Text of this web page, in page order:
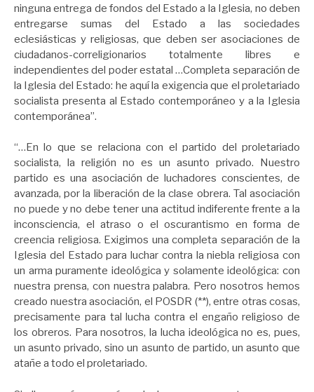
ninguna entrega de fondos del Estado a la Iglesia, no deben
entregarse sumas del Estado a las sociedades
eclesiásticas y religiosas, que deben ser asociaciones de
ciudadanos-correligionarios totalmente libres e
independientes del poder estatal …Completa separación de
la Iglesia del Estado: he aquí la exigencia que el proletariado
socialista presenta al Estado contemporáneo y a la Iglesia
contemporánea”.
“…En lo que se relaciona con el partido del proletariado
socialista, la religión no es un asunto privado. Nuestro
partido es una asociación de luchadores conscientes, de
avanzada, por la liberación de la clase obrera. Tal asociación
no puede y no debe tener una actitud indiferente frente a la
inconsciencia, el atraso o el oscurantismo en forma de
creencia religiosa. Exigimos una completa separación de la
Iglesia del Estado para luchar contra la niebla religiosa con
un arma puramente ideológica y solamente ideológica: con
nuestra prensa, con nuestra palabra. Pero nosotros hemos
creado nuestra asociación, el POSDR (**), entre otras cosas,
precisamente para tal lucha contra el engaño religioso de
los obreros. Para nosotros, la lucha ideológica no es, pues,
un asunto privado, sino un asunto de partido, un asunto que
atañe a todo el proletariado.